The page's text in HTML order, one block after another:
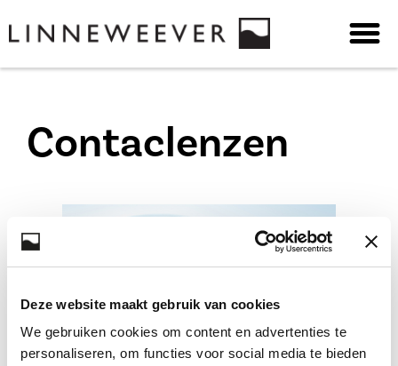
Deze website maakt gebruik van cookies
We gebruiken cookies om content en advertenties te
personaliseren, om functies voor social media te bieden
Contaclenzen